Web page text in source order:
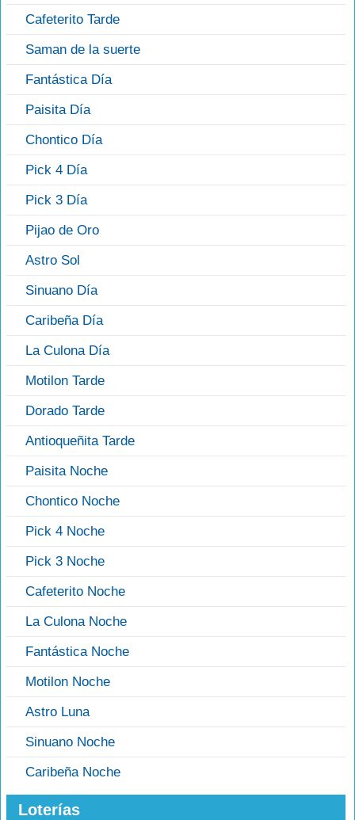
Cafeterito Tarde
Saman de la suerte
Fantástica Día
Paisita Día
Chontico Día
Pick 4 Día
Pick 3 Día
Pijao de Oro
Astro Sol
Sinuano Día
Caribeña Día
La Culona Día
Motilon Tarde
Dorado Tarde
Antioqueñita Tarde
Paisita Noche
Chontico Noche
Pick 4 Noche
Pick 3 Noche
Cafeterito Noche
La Culona Noche
Fantástica Noche
Motilon Noche
Astro Luna
Sinuano Noche
Caribeña Noche
Loterías